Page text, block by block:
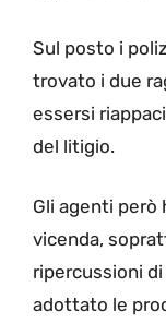
Sul posto i
trovato i due
essersi
del litigio.
Gli agenti però
vicenda,
ripercussioni
adottato le